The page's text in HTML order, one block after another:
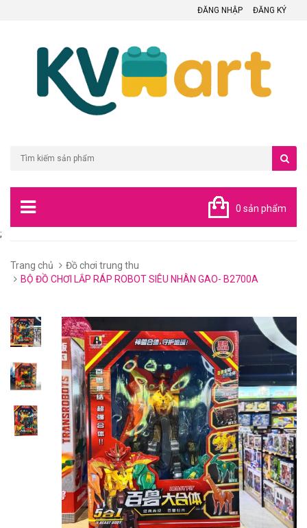
ĐĂNG NHẬP ĐĂNG KÝ
0 sản phẩm
;
Trang chủ
Đồ chơi trung thu
BỘ ĐỒ CHƠI LẮP RÁP ROBOT SIÊU NHÂN GAO- B2700A